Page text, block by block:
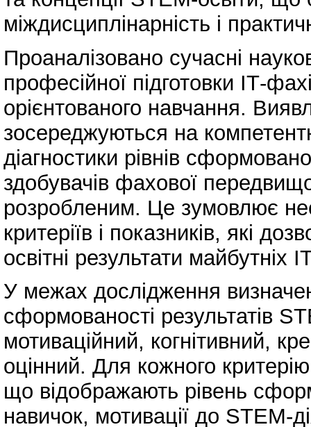
міждисциплінарність і
Проаналізовано сучасні
професійної підготовки ІТ-
орієнтованого навчання.
зосереджуються на
діагностики рівнів
здобувачів фахової
розробленим. Це зумовлює
критеріїв і показників, які
освітні результати майбутніх
У межах дослідження
сформованості результатів
мотиваційний, когнітивний,
оцінний. Для кожного
що відображають рівень
навичок, мотивації до STEM-